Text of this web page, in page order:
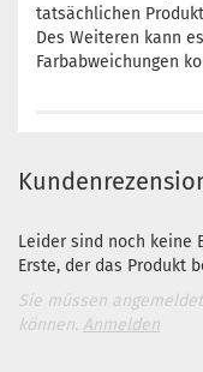
tatsächlichen
Des Weiteren kann
Farbabweichungen
Leider sind noch keine
Erste, der das Produkt
Sie müssen
können. Anmelden